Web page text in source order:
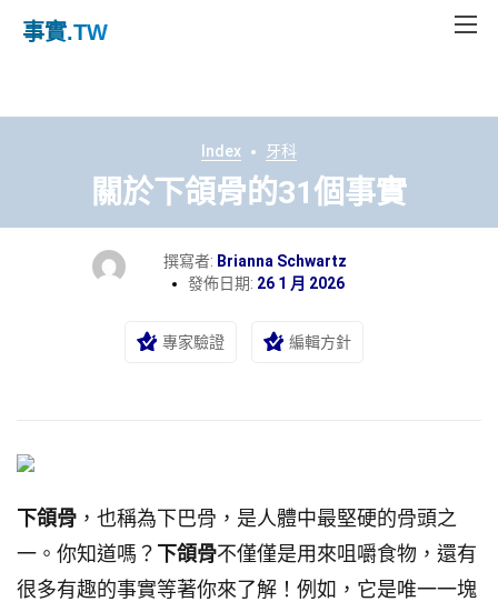
事實.TW
Index 牙科
關於下頜骨的31個事實
撰寫者: Brianna Schwartz
發佈日期: 26 1 月 2026
專家驗證 編輯方針
下頜骨 ，也稱為下巴骨，是人體中最堅硬的骨頭之
一。你知道嗎？ 下頜骨不僅僅是用來咀嚼食物，還有
很多有趣的事實等著你來了解！例如，它是唯一一塊